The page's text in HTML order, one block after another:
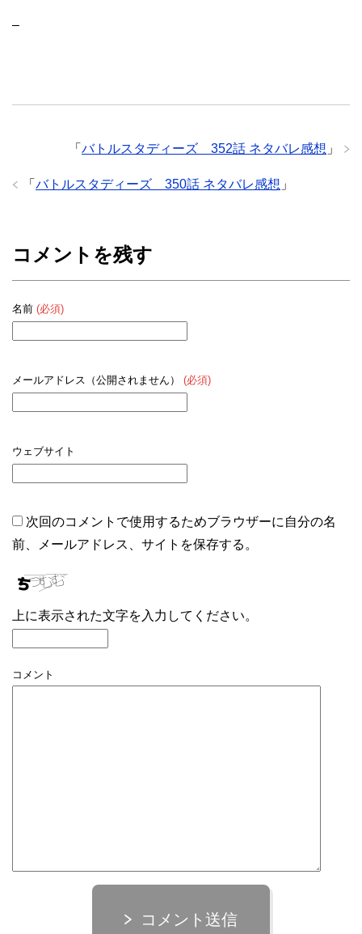
–
「 バトルスタディーズ 352話 ネタバレ感想 」
「 バトルスタディーズ 350話 ネタバレ感想 」
コメントを残す
名前 (必須)
メールアドレス（公開されません） (必須)
ウェブサイト
次回のコメントで使用するためブラウザーに自分の名
前、メールアドレス、サイトを保存する。
上に表示された文字を入力してください。
コメント
コメント送信